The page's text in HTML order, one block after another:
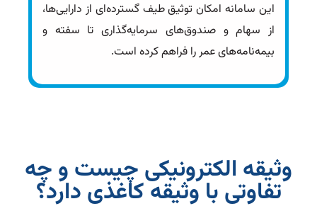
این سامانه امکان توثیق طیف گسترده‌ای از دارایی‌ها،
از سهام و صندوق‌های سرمایه‌گذاری تا سفته و
بیمه‌نامه‌های عمر را فراهم کرده است.
وثیقه الکترونیکی چیست و چه
تفاوتی با وثیقه کاغذی دارد؟